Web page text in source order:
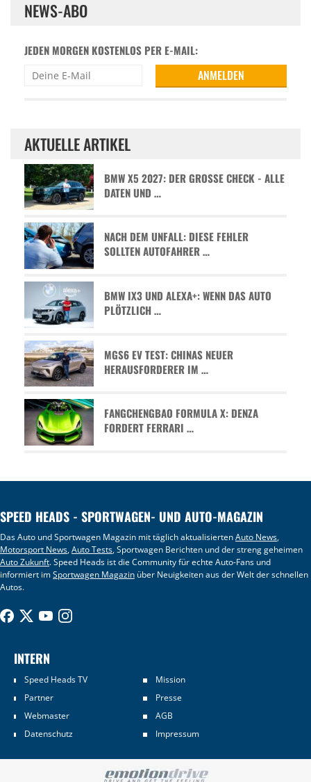
NEWS-ABO
JEDEN MORGEN KOSTENLOS PER E-MAIL:
AKTUELLE ARTIKEL
BMW X5 2027: DER GROSSE CHECK - ALLE D
ATEN UND …
NACH DEM UNFALL: DIESE FEHLER
SOLLTEN AUTOFAHRER …
BMW IX3 UND ALEXA+: WENN DAS AUTO
PLÖTZLICH …
MGS6 EV TEST: CHINAS NEUER
HERAUSFORDERER IM …
FANGCHENGBAO FORMULA X: DENZA
FORDERT FERRARI …
SPEED HEADS - SPORTWAGEN- UND AUTO-MAGAZIN
Das Auto und Sportwagen Magazin mit täglich aktualisiertenAuto News,
Motorsport News,Auto Tests, Sportwagen Berichten und der streng geheimen
Auto Zukunft. Speed Heads ist die Community für echte Auto-Fans und
informiert imSportwagen Magazin über Neuigkeiten aus der Welt der schnellen
Autos.
INTERN
Speed Heads TV
Mission
Partner
Presse
Webmaster
AGB
Datenschutz
Impressum